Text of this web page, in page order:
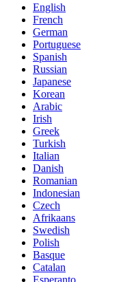
English
French
German
Portuguese
Spanish
Russian
Japanese
Korean
Arabic
Irish
Greek
Turkish
Italian
Danish
Romanian
Indonesian
Czech
Afrikaans
Swedish
Polish
Basque
Catalan
Esperanto